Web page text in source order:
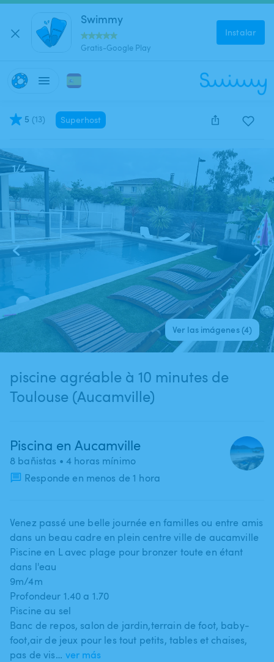
Swimmy
Gratis-Google Play
Instalar
5 (13) Superhost
Este anuncio está cerrado y no se puede reservar.
1/4
Ver las imágenes (4)
piscine agréable à 10 minutes de
Toulouse (Aucamville)
Piscina en Aucamville
8 bañistas • 4 horas mínimo
Responde en menos de 1 hora
Venez passé une belle journée en familles ou entre amis
dans un beau cadre en plein centre ville de aucamville
Piscine en L avec plage pour bronzer toute en étant
dans l'eau
9m​/​4m
Profondeur 1.40 a 1.70
Piscine au sel
Banc de repos​,​ salon de jardin​,​terrain de foot​,​ baby-
foot​,​air de jeux pour les tout petits​,​ tables et chaises​,​
pas de vis… ver más